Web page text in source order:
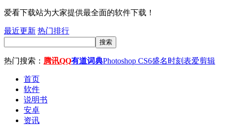
爱看下载站为大家提供最全面的软件下载！
最近更新 热门排行
搜索
热门搜索： 腾讯QQ有道词典Photoshop CS6盛名时刻表爱剪辑
首页
软件
说明书
安卓
资讯